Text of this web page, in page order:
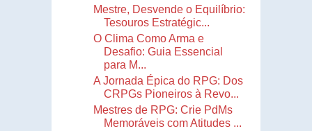
Mestre, Desvende o Equilíbrio:
Tesouros Estratégic...
O Clima Como Arma e
Desafio: Guia Essencial
para M...
A Jornada Épica do RPG: Dos
CRPGs Pioneiros à Revo...
Mestres de RPG: Crie PdMs
Memoráveis com Atitudes ...